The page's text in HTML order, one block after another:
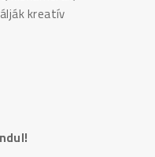
kreatív